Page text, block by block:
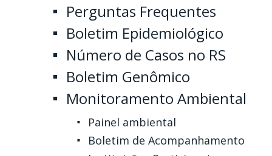
Perguntas Frequentes
Boletim Epidemiológico
Número de Casos no RS
Boletim Genômico
Monitoramento Ambiental
Painel ambiental
Boletim de Acompanhamento